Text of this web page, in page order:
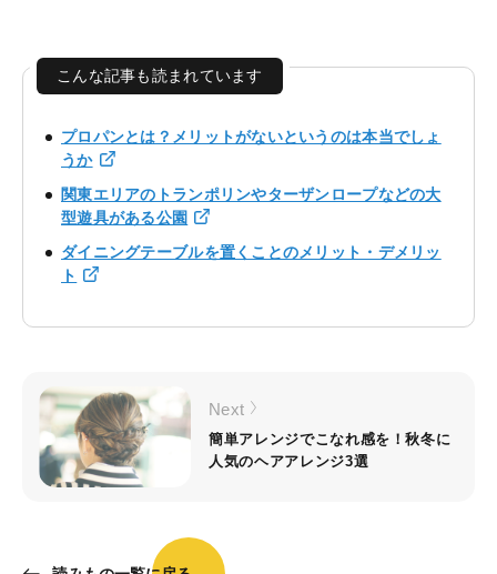
こんな記事も読まれています
プロパンとは？メリットがないというのは本当でしょ
うか
関東エリアのトランポリンやターザンロープなどの大
型遊具がある公園
ダイニングテーブルを置くことのメリット・デメリッ
ト
Next
簡単アレンジでこなれ感を！秋冬に
人気のヘアアレンジ3選